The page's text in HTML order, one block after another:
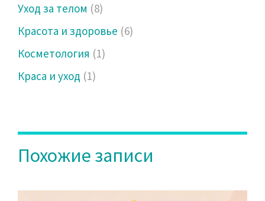
Уход за телом (8)
Красота и здоровье (6)
Косметология (1)
Краса и уход (1)
Похожие записи